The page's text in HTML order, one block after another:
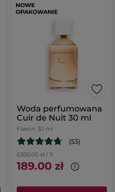
Woda perfumowana
Cuir de Nuit 30 ml
Flakon 30 ml
(53)
6300.00 zł / 1l
189.00 zł